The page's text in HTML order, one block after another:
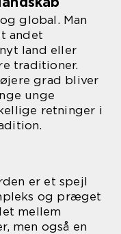
global. Man
andet
land eller
traditioner.
grad bliver
unge
retninger i
er et spejl
og præget
mellem
men også en